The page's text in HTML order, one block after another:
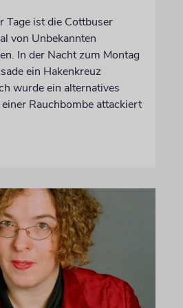
Tage ist die Cottbuser
von Unbekannten
In der Nacht zum Montag
ein Hakenkreuz
wurde ein alternatives
Rauchbombe attackiert